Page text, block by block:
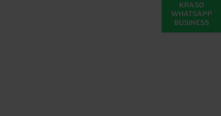
KRASO
WHATSAPP
BUSINESS